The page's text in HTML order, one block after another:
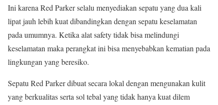
Ini karena Red Parker selalu menyediakan sepatu yang dua kali
lipat jauh lebih kuat dibandingkan dengan sepatu keselamatan
pada umumnya. Ketika alat safety tidak bisa melindungi
keselamatan maka perangkat ini bisa menyebabkan kematian pada
lingkungan yang beresiko.
Sepatu Red Parker dibuat secara lokal dengan mengunakan kulit
yang berkualitas serta sol tebal yang tidak hanya kuat dilem